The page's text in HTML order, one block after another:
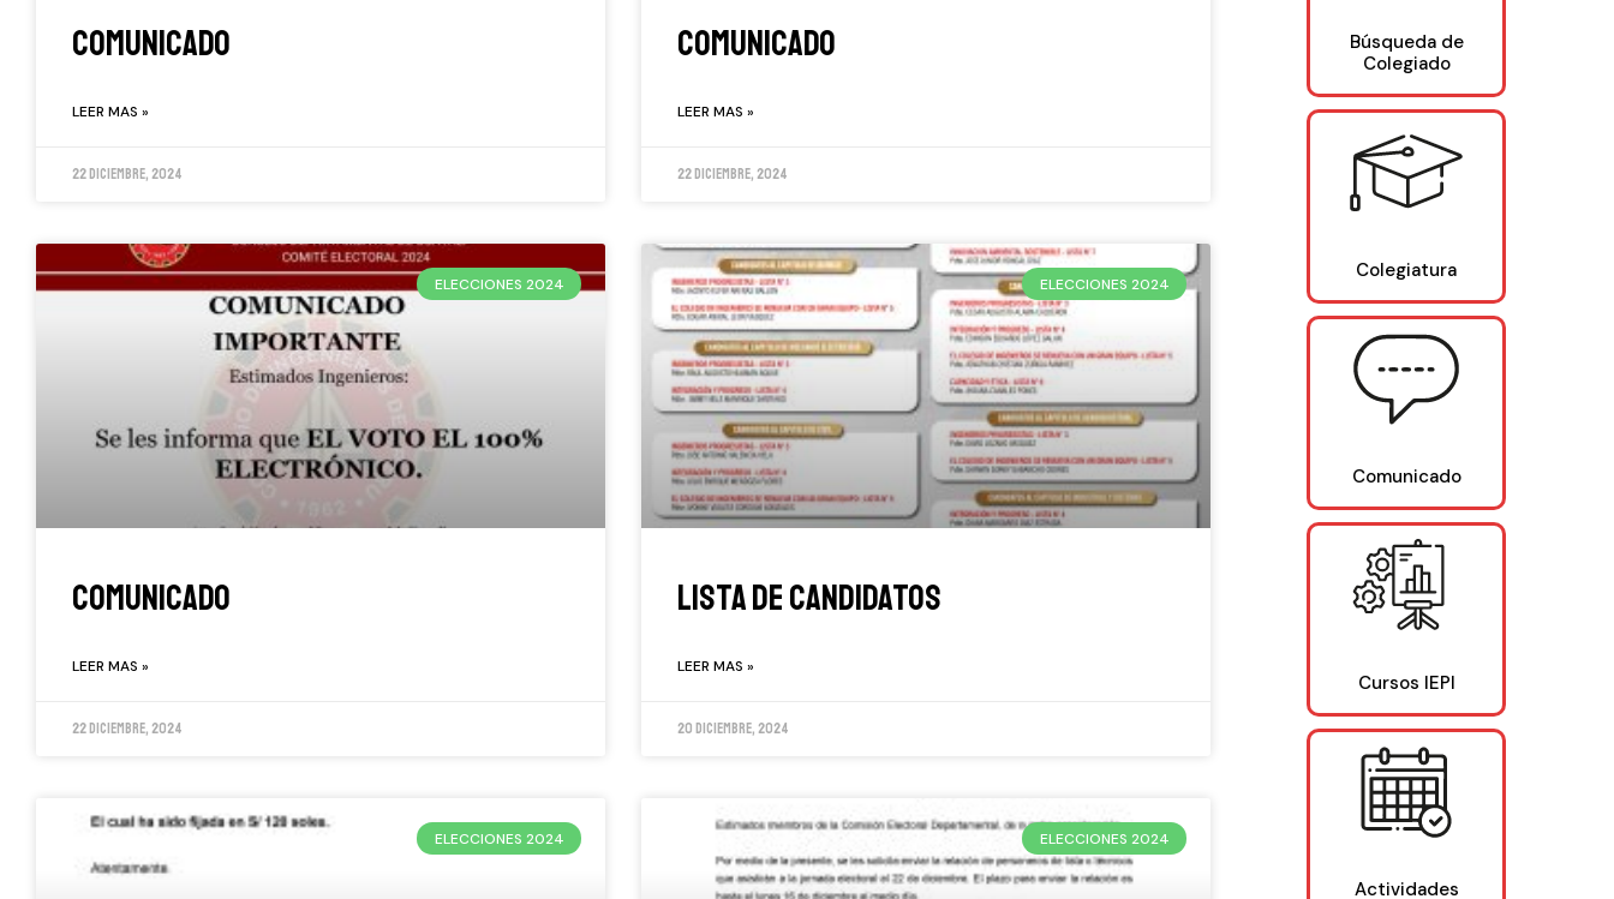
COMUNICADO
LEER MAS »
22 diciembre, 2024
COMUNICADO
LEER MAS »
22 diciembre, 2024
ELECCIONES 2024
COMUNICADO
LEER MAS »
22 diciembre, 2024
ELECCIONES 2024
LISTA DE CANDIDATOS
LEER MAS »
20 diciembre, 2024
ELECCIONES 2024 ELECCIONES 2024
Búsqueda de
Colegiado
Colegiatura
Comunicado
Cursos IEPI
Actividades